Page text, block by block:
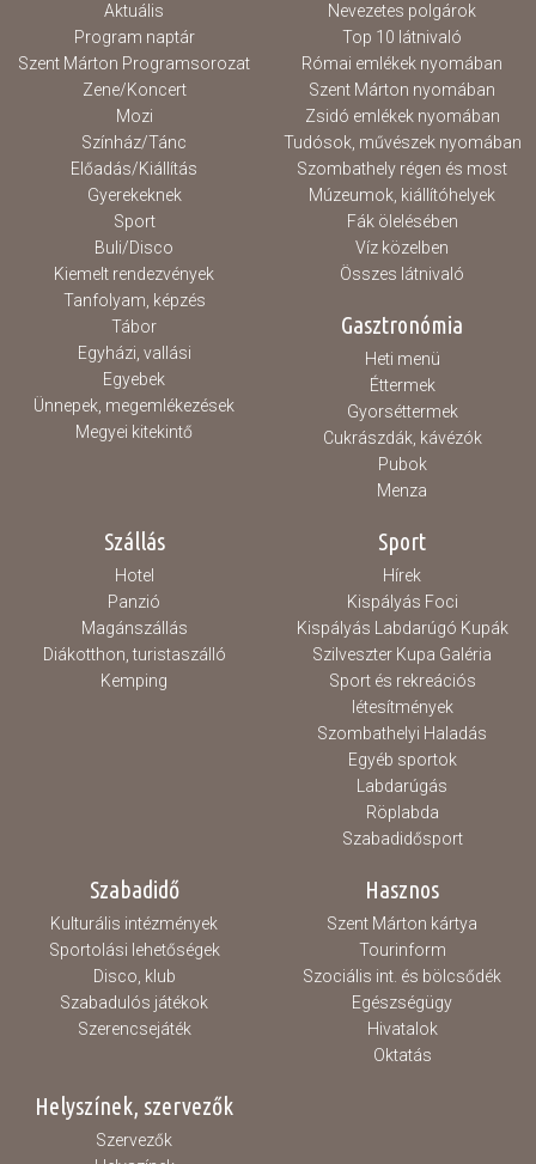
Aktuális
Program naptár
Szent Márton Programsorozat
Zene/Koncert
Mozi
Színház/Tánc
Előadás/Kiállítás
Gyerekeknek
Sport
Buli/Disco
Kiemelt rendezvények
Tanfolyam, képzés
Tábor
Egyházi, vallási
Egyebek
Ünnepek, megemlékezések
Megyei kitekintő
Nevezetes polgárok
Top 10 látnivaló
Római emlékek nyomában
Szent Márton nyomában
Zsidó emlékek nyomában
Tudósok, művészek nyomában
Szombathely régen és most
Múzeumok, kiállítóhelyek
Fák ölelésében
Víz közelben
Összes látnivaló
Gasztronómia
Heti menü
Éttermek
Gyorséttermek
Cukrászdák, kávézók
Pubok
Menza
Szállás
Hotel
Panzió
Magánszállás
Diákotthon, turistaszálló
Kemping
Sport
Hírek
Kispályás Foci
Kispályás Labdarúgó Kupák
Szilveszter Kupa Galéria
Sport és rekreációs
létesítmények
Szombathelyi Haladás
Egyéb sportok
Labdarúgás
Röplabda
Szabadidősport
Szabadidő
Kulturális intézmények
Sportolási lehetőségek
Disco, klub
Szabadulós játékok
Szerencsejáték
Hasznos
Szent Márton kártya
Tourinform
Szociális int. és bölcsődék
Egészségügy
Hivatalok
Oktatás
Helyszínek, szervezők
Szervezők